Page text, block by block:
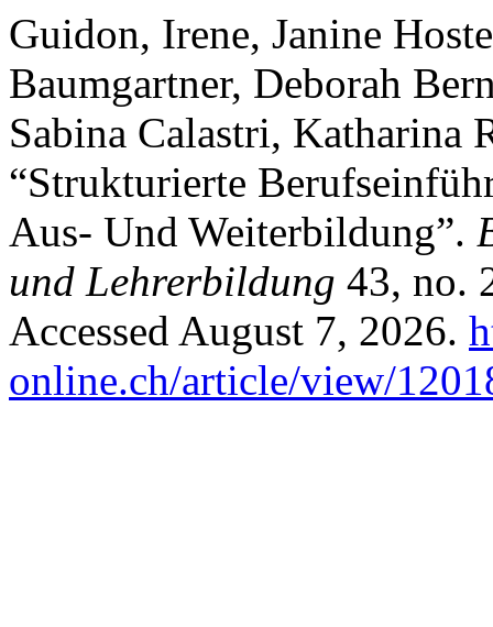
Guidon, Irene, Janine
Baumgartner, Deborah
Sabina Calastri, Katharina
“Strukturierte
Aus- Und Weiterbildung”.
und Lehrerbildung 43, no.
Accessed August 7, 2026.
online.ch/article/view/